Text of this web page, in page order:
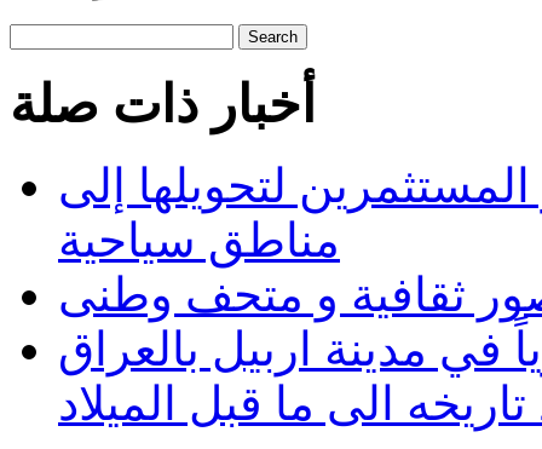
Search
أخبار ذات صلة
لتحويلها إلى
مناطق سياحية
ثقافية و متحف وطنى
مدينة اربيل بالعراق
تاريخه الى ما قبل الميلاد